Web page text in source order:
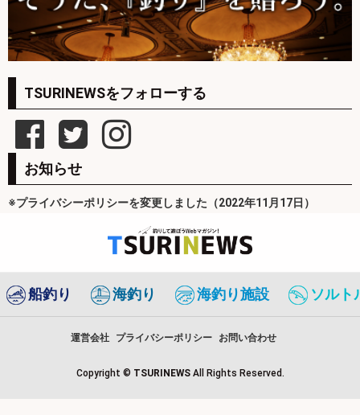
TSURINEWSをフォローする
お知らせ
※プライバシーポリシーを変更しました（2022年11月17日）
船釣り 海釣り 海釣り施設 ソルト
運営会社 プライバシーポリシー お問い合わせ
Copyright © TSURINEWS All Rights Reserved.